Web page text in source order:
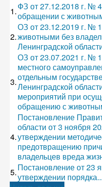
1.ФЗ от 27.12.2018 г. №
обращении с
2.
ОЗ от 23.12.2019 г. №
животными без
Ленинградской
3.
ОЗ от 23.07.2021 г. №
местного
отдельным
Ленинградской
мероприятий при
обращению с
4.
Постановление
области от 3 ноября
утверждении
предотвращению
владельцев вреда
5.Постановление от 23
утверждении порядка...